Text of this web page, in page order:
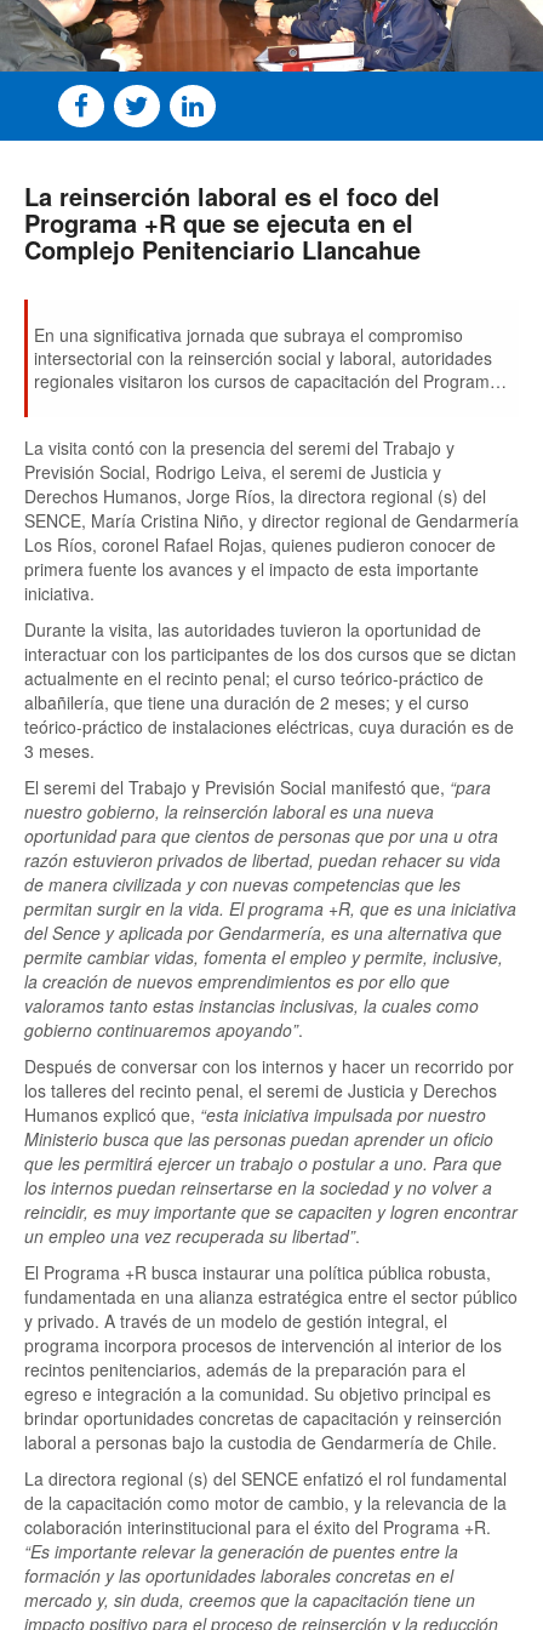
La reinserción laboral es el foco del
Programa +R que se ejecuta en el
Complejo Penitenciario Llancahue
En una significativa jornada que subraya el compromiso
intersectorial con la reinserción social y laboral, autoridades
regionales visitaron los cursos de capacitación del Programa
La visita contó con la presencia del seremi del Trabajo y
Previsión Social, Rodrigo Leiva, el seremi de Justicia y
Derechos Humanos, Jorge Ríos, la directora regional (s) del
SENCE, María Cristina Niño, y director regional de Gendarmería
Los Ríos, coronel Rafael Rojas, quienes pudieron conocer de
primera fuente los avances y el impacto de esta importante
iniciativa.
Durante la visita, las autoridades tuvieron la oportunidad de
interactuar con los participantes de los dos cursos que se dictan
actualmente en el recinto penal; el curso teórico-práctico de
albañilería, que tiene una duración de 2 meses; y el curso
teórico-práctico de instalaciones eléctricas, cuya duración es de
3 meses.
El seremi del Trabajo y Previsión Social manifestó que, “para
nuestro gobierno, la reinserción laboral es una nueva
oportunidad para que cientos de personas que por una u otra
razón estuvieron privados de libertad, puedan rehacer su vida
de manera civilizada y con nuevas competencias que les
permitan surgir en la vida. El programa +R, que es una iniciativa
del Sence y aplicada por Gendarmería, es una alternativa que
permite cambiar vidas, fomenta el empleo y permite, inclusive,
la creación de nuevos emprendimientos es por ello que
valoramos tanto estas instancias inclusivas, la cuales como
gobierno continuaremos apoyando”.
Después de conversar con los internos y hacer un recorrido por
los talleres del recinto penal, el seremi de Justicia y Derechos
Humanos explicó que, “esta iniciativa impulsada por nuestro
Ministerio busca que las personas puedan aprender un oficio
que les permitirá ejercer un trabajo o postular a uno. Para que
los internos puedan reinsertarse en la sociedad y no volver a
reincidir, es muy importante que se capaciten y logren encontrar
un empleo una vez recuperada su libertad”.
El Programa +R busca instaurar una política pública robusta,
fundamentada en una alianza estratégica entre el sector público
y privado. A través de un modelo de gestión integral, el
programa incorpora procesos de intervención al interior de los
recintos penitenciarios, además de la preparación para el
egreso e integración a la comunidad. Su objetivo principal es
brindar oportunidades concretas de capacitación y reinserción
laboral a personas bajo la custodia de Gendarmería de Chile.
La directora regional (s) del SENCE enfatizó el rol fundamental
de la capacitación como motor de cambio, y la relevancia de la
colaboración interinstitucional para el éxito del Programa +R.
“Es importante relevar la generación de puentes entre la
formación y las oportunidades laborales concretas en el
mercado y, sin duda, creemos que la capacitación tiene un
impacto positivo para el proceso de reinserción y la reducción